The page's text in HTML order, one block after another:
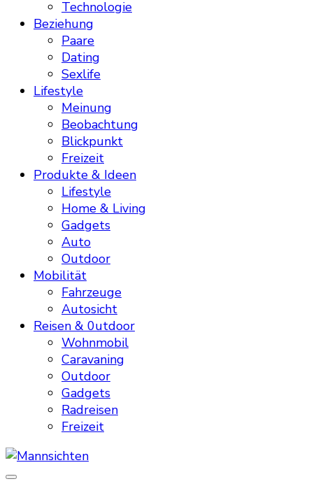
Technologie
Beziehung
Paare
Dating
Sexlife
Lifestyle
Meinung
Beobachtung
Blickpunkt
Freizeit
Produkte & Ideen
Lifestyle
Home & Living
Gadgets
Auto
Outdoor
Mobilität
Fahrzeuge
Autosicht
Reisen & 0utdoor
Wohnmobil
Caravaning
Outdoor
Gadgets
Radreisen
Freizeit
Mannsichten